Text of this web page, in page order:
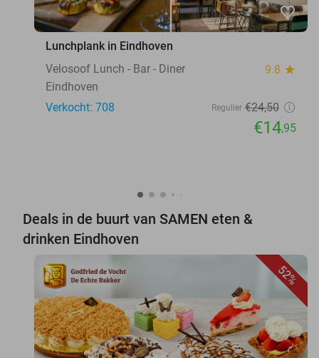
favorite_border
Lunchplank in Eindhoven
Velosoof Lunch - Bar - Diner
9.8 star
Eindhoven
Verkocht: 708
Regulier €24,50
€14,95
Deals in de buurt van SAMEN eten &
drinken Eindhoven
52%